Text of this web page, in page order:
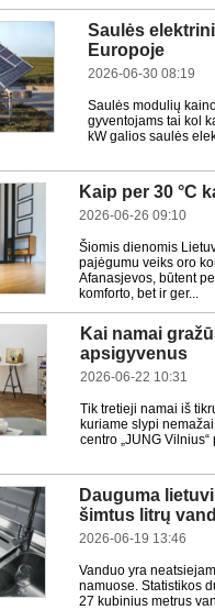
Saulės
Europoje
2026-06-30 08:19
Saulės modulių
gyventojams tai kol
kW galios saulės
Kaip per 30 °C
2026-06-26 09:10
Šiomis dienomis
pajėgumu veiks oro
Afanasjevos, būtent
komforto, bet ir ger...
Kai namai
apsigyvenus
2026-06-22 10:31
Tik tretieji namai iš
kuriame slypi
centro „JUNG
Dauguma
šimtus litrų
2026-06-19 13:46
Vanduo yra
namuose. Statistikos
27 kubinius metrus